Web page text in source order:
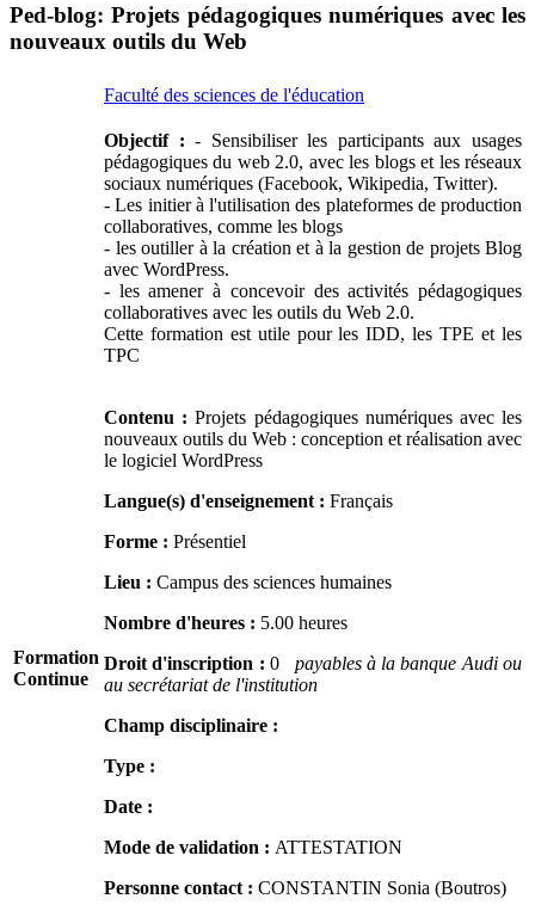
Ped-blog: Projets pédagogiques numériques avec les
nouveaux outils du Web
Faculté des sciences de l'éducation
Formation
Continue
Objectif :- Sensibiliser les participants aux usages
pédagogiques du web 2.0, avec les blogs et les réseaux
sociaux numériques (Facebook, Wikipedia, Twitter).
- Les initier à l'utilisation des plateformes de production
collaboratives, comme les blogs
- les outiller à la création et à la gestion de projets Blog
avec WordPress.
- les amener à concevoir des activités pédagogiques
collaboratives avec les outils du Web 2.0.
Cette formation est utile pour les IDD, les TPE et les
TPC
Contenu :Projets pédagogiques numériques avec les
nouveaux outils du Web : conception et réalisation avec
le logiciel WordPress
Langue(s) d'enseignement : Français
Forme : Présentiel
Lieu : Campus des sciences humaines
Nombre d'heures : 5.00 heures
Droit d'inscription : 0 payables à la banque Audi ou
au secrétariat de l'institution
Champ disciplinaire :
Type :
Date :
Mode de validation : ATTESTATION
Personne contact : CONSTANTIN Sonia (Boutros)